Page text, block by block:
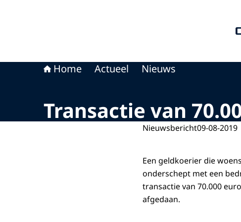
Home Actueel Nieuws
Transactie van
Nieuwsbericht09-08-
Een geldkoerier die
onderschept met een
transactie van 70.000
afgedaan.